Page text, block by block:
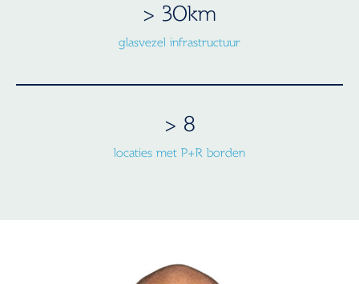
> 30km
glasvezel infrastructuur
> 8
locaties met P+R borden